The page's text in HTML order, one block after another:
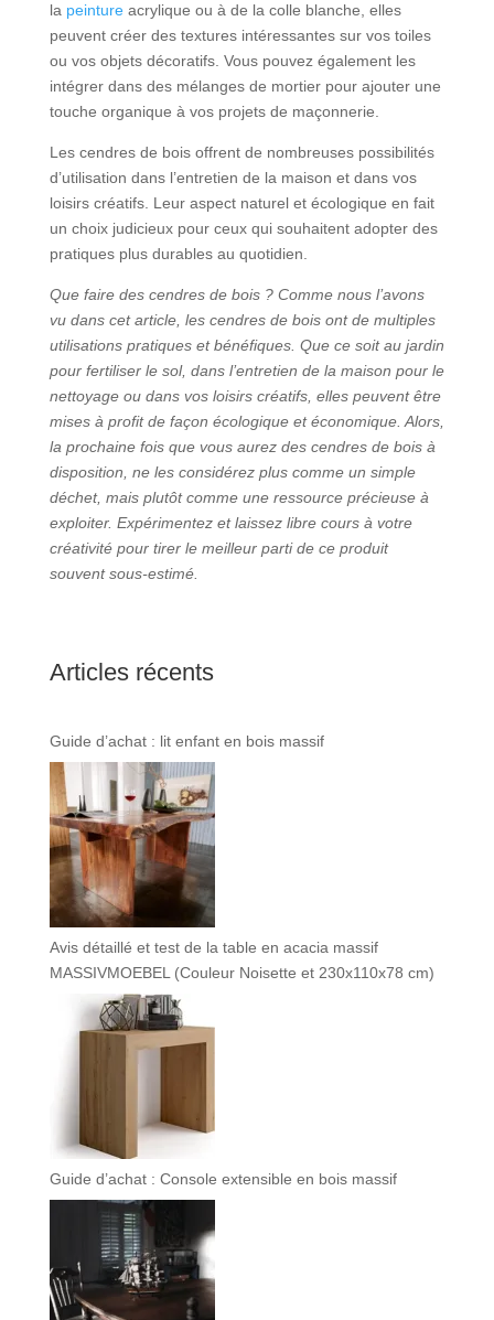
la peintureacrylique ou à de la colle blanche, elles
peuvent créer des textures intéressantes sur vos toiles
ou vos objets décoratifs. Vous pouvez également les
intégrer dans des mélanges de mortier pour ajouter une
touche organique à vos projets de maçonnerie.
Les cendres de bois offrent de nombreuses possibilités
d’utilisation dans l’entretien de la maison et dans vos
loisirs créatifs. Leur aspect naturel et écologique en fait
un choix judicieux pour ceux qui souhaitent adopter des
pratiques plus durables au quotidien.
Que faire des cendres de bois ? Comme nous l’avons
vu dans cet article, les cendres de bois ont de multiples
utilisations pratiques et bénéfiques. Que ce soit au jardin
pour fertiliser le sol, dans l’entretien de la maison pour le
nettoyage ou dans vos loisirs créatifs, elles peuvent être
mises à profit de façon écologique et économique. Alors,
la prochaine fois que vous aurez des cendres de bois à
disposition, ne les considérez plus comme un simple
déchet, mais plutôt comme une ressource précieuse à
exploiter. Expérimentez et laissez libre cours à votre
créativité pour tirer le meilleur parti de ce produit
souvent sous-estimé.
Articles récents
Guide d’achat : lit enfant en bois massif
Avis détaillé et test de la table en acacia massif
MASSIVMOEBEL (Couleur Noisette et 230x110x78 cm)
Guide d’achat : Console extensible en bois massif